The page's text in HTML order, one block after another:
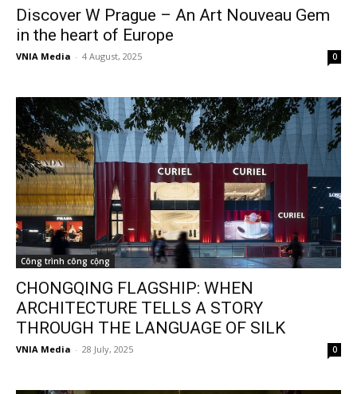
Discover W Prague – An Art Nouveau Gem
in the heart of Europe
VNIA Media - 4 August, 2025 0
Công trình công cộng
CHONGQING FLAGSHIP: WHEN
ARCHITECTURE TELLS A STORY
THROUGH THE LANGUAGE OF SILK
VNIA Media - 28 July, 2025 0